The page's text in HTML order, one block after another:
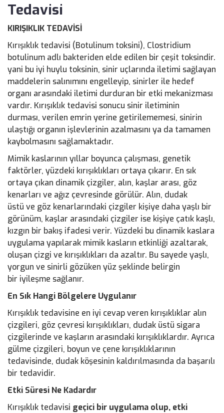
Tedavisi
KIRIŞIKLIK TEDAVİSİ
Kırışıklık tedavisi (Botulinum toksini), Clostridium
botulinum adlı bakteriden elde edilen bir çeşit toksindir.
yani bu iyi huylu toksinin, sinir uçlarında iletimi sağlayan
maddelerin salınımını engelleyip, sinirler ile hedef
organı arasındaki iletimi durduran bir etki mekanizması
vardır. Kırışıklık tedavisi sonucu sinir iletiminin
durması, verilen emrin yerine getirilememesi, sinirin
ulaştığı organın işlevlerinin azalmasını ya da tamamen
kaybolmasını sağlamaktadır.
Mimik kaslarının yıllar boyunca çalışması, genetik
faktörler, yüzdeki kırışıklıkları ortaya çıkarır. En sık
ortaya çıkan dinamik çizgiler, alın, kaşlar arası, göz
kenarları ve ağız çevresinde görülür. Alın, dudak
üstü ve göz kenarlarındaki çizgiler kişiye daha yaşlı bir
görünüm, kaşlar arasındaki çizgiler ise kişiye çatık kaşlı,
kızgın bir bakış ifadesi verir. Yüzdeki bu dinamik kaslara
uygulama yapılarak mimik kasların etkinliği azaltarak,
oluşan çizgi ve kırışıklıkları da azaltır. Bu sayede yaşlı,
yorgun ve sinirli gözüken yüz şeklinde belirgin
bir iyileşme sağlanır.
En Sık Hangi Bölgelere Uygulanır
Kırışıklık tedavisine en iyi cevap veren kırışıklıklar alın
çizgileri, göz çevresi kırışıklıkları, dudak üstü sigara
çizgilerinde ve kaşların arasındaki kırışıklıklardır. Ayrıca
gülme çizgileri, boyun ve çene kırışıklıklarının
tedavisinde, dudak köşesinin kaldırılmasında da başarılı
bir tedavidir.
Etki Süresi Ne Kadardır
Kırışıklık tedavisi geçici bir uygulama olup, etki